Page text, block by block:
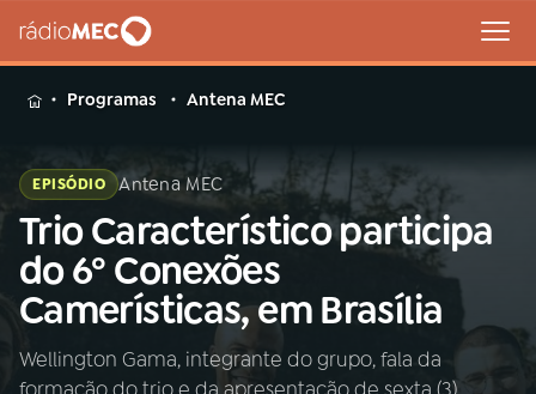
MENU
Buscar
na
Rádio
MEC
Buscar
Início AO VIVO
Programas Antena MEC
EPISÓDIO Antena MEC
Trio Característico participa
do 6º Conexões
Camerísticas, em Brasília
Wellington Gama, integrante do grupo, fala da